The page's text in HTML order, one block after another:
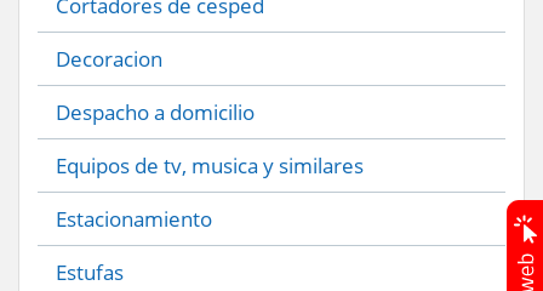
Decoracion
Despacho a domicilio
Equipos de tv, musica y similares
Estacionamiento
Estufas